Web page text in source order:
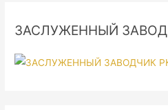
ЗАСЛУЖЕННЫЙ